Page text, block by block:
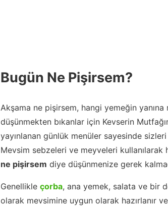
Bugün Ne Pişirsem?
Akşama ne pişirsem, hangi yemeğin
düşünmekten bıkanlar için Kevserin
yayınlanan günlük menüler sayesinde sizleri
Mevsim sebzeleri ve meyveleri kullanılarak
ne pişirsem diye düşünmenize gerek
Genellikle çorba, ana yemek, salata ve bir
olarak mevsimine uygun olarak hazırlanır